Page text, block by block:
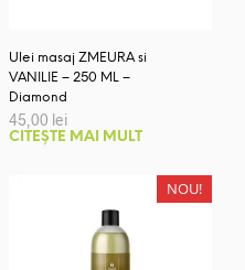
Ulei masaj ZMEURA si
VANILIE – 250 ML –
Diamond
45,00 lei
CITEȘTE MAI MULT
NOU!